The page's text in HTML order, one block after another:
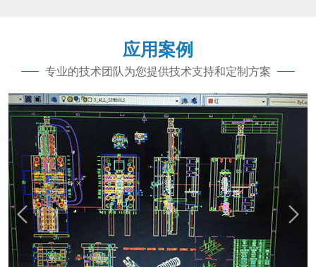
型芯的凸模。模具凸、凹模及辅助成型系
统的协调变化。可加工不同形状、不同尺
应用案例
专业的技术团队为您提供技术支持和定制方案